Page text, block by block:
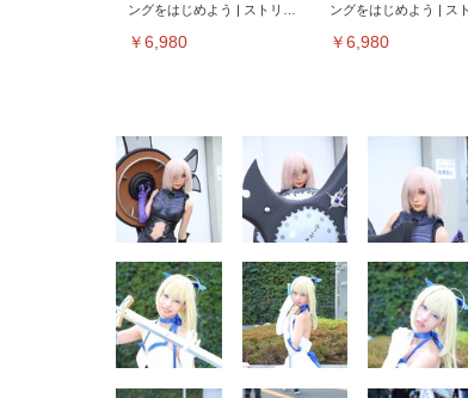
ングをはじめよう | ストリー
￥6,980
ングをはじめよう | ス
￥6,980
[EdoErgo] オフィスチェア 椅
子 テレワーク 疲れない 跳ね
上げ式アームレスト コンパク
￥5,699
SIHOO B100 オフィス
／デスクチェア メッシ
ア 人間工学 疲れない
￥27,999
EIZO ビジネス向けプレミア
ムモニター | FlexScan
EV3240X-WT | 31.5型4K
UHD・USB Type-C・ホワイ
EIZO ビジネス向けプレミ
ムモニター | FlexScan
EV2740X-WT | 27.0型4K
UHD・USB Type-C・ホ
Amazonベーシック ペットシ
ーツ 薄型 レギュラー 1回使い
捨て 無香料 ホワイト 300枚
￥3,373
Amazonベーシック ペ
ーツ 厚型 ワイド 42枚
枚) ホワイト(吸収面:ラ
￥3,234